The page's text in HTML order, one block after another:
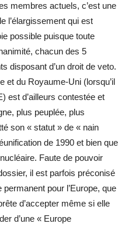
membres actuels, c’est une
l’élargissement qui est
possible puisque toute
chacun des 5
disposant d’un droit de veto.
et du Royaume-Uni (lorsqu’il
est d’ailleurs contestée et
plus peuplée, plus
son « statut » de « nain
de 1990 et bien que
Faute de pouvoir
il est parfois préconisé
pour l’Europe, que
d’accepter même si elle
d’une « Europe